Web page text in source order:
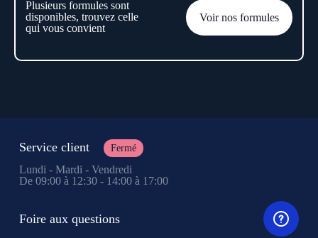
Plusieurs formules sont
disponibles, trouvez celle
qui vous convient
Voir nos formules
Service client Fermé
Lundi - Mardi - Vendredi
De 09:00 à 12:30 - 14:00 à 17:00
Foire aux questions